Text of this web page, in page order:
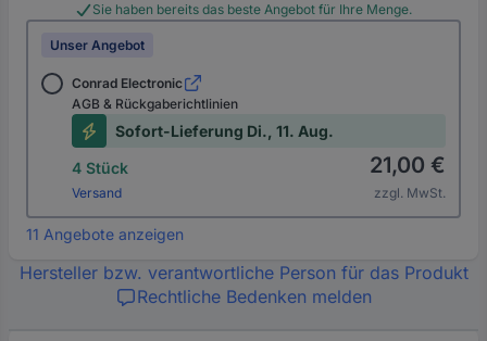
Sie haben bereits das beste Angebot für Ihre Menge.
Unser Angebot
Conrad Electronic
AGB & Rückgaberichtlinien
Sofort-Lieferung Di., 11. Aug.
4 Stück
Versand
21,00 €
zzgl. MwSt.
11 Angebote anzeigen
Hersteller bzw. verantwortliche Person für das Produkt
Rechtliche Bedenken melden